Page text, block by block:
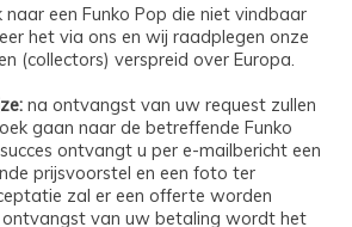
naar een Funko Pop die niet vindbaar
het via ons en wij raadplegen onze
(collectors) verspreid over Europa.
na ontvangst van uw request zullen
gaan naar de betreffende Funko
ontvangt u per e-mailbericht een
prijsvoorstel en een foto ter
zal er een offerte worden
van uw betaling wordt het